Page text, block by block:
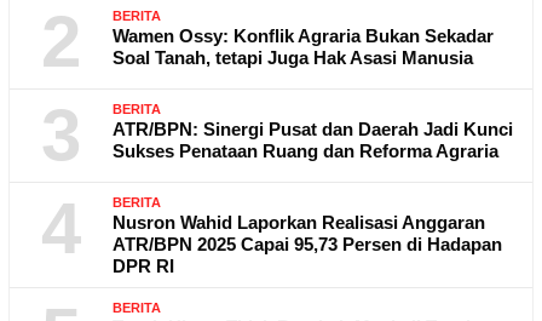
2 BERITA
Wamen Ossy: Konflik Agraria Bukan Sekadar
Soal Tanah, tetapi Juga Hak Asasi Manusia
3 BERITA
ATR/BPN: Sinergi Pusat dan Daerah Jadi Kunci
Sukses Penataan Ruang dan Reforma Agraria
4 BERITA
Nusron Wahid Laporkan Realisasi Anggaran
ATR/BPN 2025 Capai 95,73 Persen di Hadapan
DPR RI
BERITA